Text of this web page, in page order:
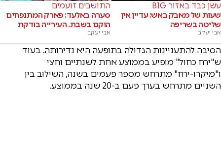
עשן כבד באזור BIG
שעות של מאבק באש: עדיין אין
שליטה בשריפה
אבי יעקב
התושבים זועמים
סערה באלעד: פארק המתנפחים
הוקם בשבת. העירייה בודקת
אבי יעקב
הסיבה להתעניינות הגדולה בתופעה היא נדירותה. בעוד
ש"ירח כחול" מופיע בממוצע אחת לשנתיים וחצי
ו"מיקרו-ירח" מתרחש מספר פעמים בשנה, השילוב בין
השניים מתרחש בערך פעם ב-20 שנה בממוצע.